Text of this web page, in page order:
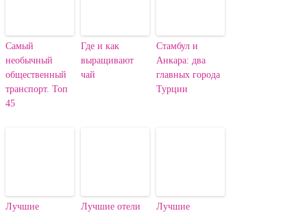
Самый
необычный
общественный
транспорт. Топ
45
Где и как
выращивают
чай
Стамбул и
Анкара: два
главных города
Турции
Лучшие
Лучшие отели
Лучшие